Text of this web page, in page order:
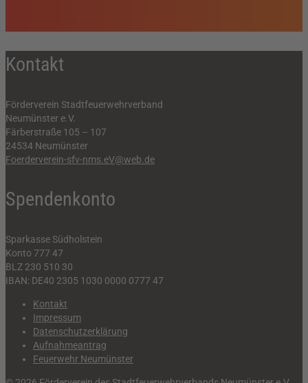
Kontakt
Förderverein Stadtfeuerwehrverband
Neumünster e.V.
Färberstraße 105 – 107
24534 Neumünster
Foerderverein-sfv-nms.eV@web.de
Spendenkonto
Sparkasse Südholstein
Konto 777 47
BLZ 230 510 30
IBAN: DE40 2305 1030 0000 0777 47
Kontakt
Impressum
Datenschutzerklärung
Aufnahmeantrag
Feuerwehr Neumünster